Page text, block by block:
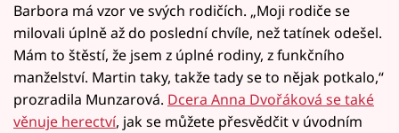
Barbora má vzor ve svých rodičích. „Moji rodiče se
milovali úplně až do poslední chvíle, než tatínek odešel.
Mám to štěstí, že jsem z úplné rodiny, z funkčního
manželství. Martin taky, takže tady se to nějak potkalo,“
prozradila Munzarová. Dcera Anna Dvořáková se také
věnuje herectví, jak se můžete přesvědčit v úvodním